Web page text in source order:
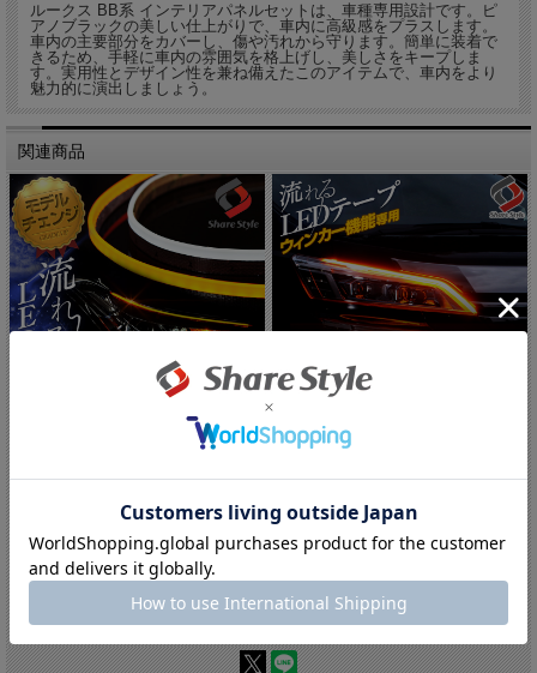
ルークス BB系 インテリアパネルセットは、車種専用設計です。ピ
アノブラックの美しい仕上がりで、車内に高級感をプラスします。
車内の主要部分をカバーし、傷や汚れから守ります。簡単に装着で
きるため、手軽に車内の雰囲気を格上げし、美しさをキープしま
す。実用性とデザイン性を兼ね備えたこのアイテムで、車内をより
魅力的に演出しましょう。
関連商品
【特許取得済み】 正規品 LED ウイン...
【10%OFF!!】サマーセール開催
ウィンカー機能専用 シーケンシャル 流
【10%OFF!!】サマーセール開催
中！:6,102円(税込)
在庫切れ